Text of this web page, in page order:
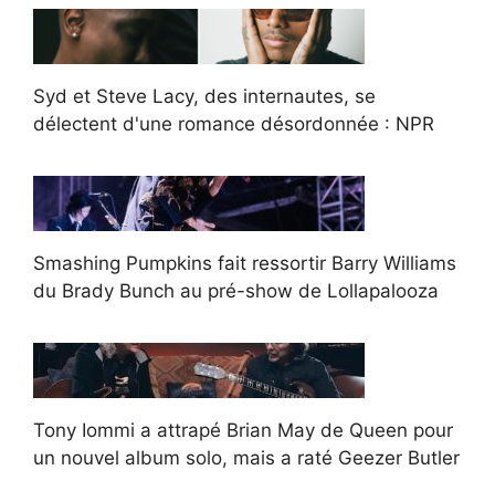
Syd et Steve Lacy, des internautes, se
délectent d'une romance désordonnée : NPR
Smashing Pumpkins fait ressortir Barry Williams
du Brady Bunch au pré-show de Lollapalooza
Tony Iommi a attrapé Brian May de Queen pour
un nouvel album solo, mais a raté Geezer Butler